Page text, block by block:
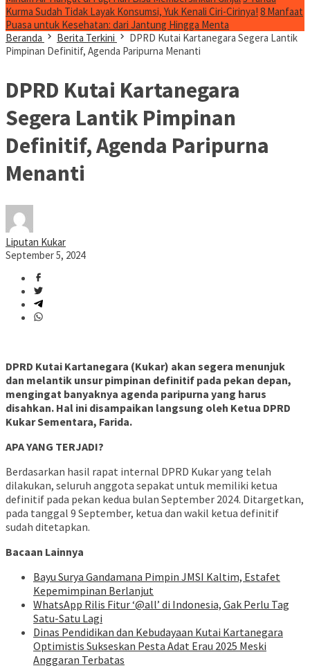
Kurma Sudah Tidak Layak Konsumsi, Yuk Kenali Ciri-Cirinya! 8 Manfaat
Puasa untuk Kesehatan: dari Jantung Hingga Menta
Beranda
Berita Terkini
DPRD Kutai Kartanegara Segera Lantik
Pimpinan Definitif, Agenda Paripurna Menanti
DPRD Kutai Kartanegara
Segera Lantik Pimpinan
Definitif, Agenda Paripurna
Menanti
Liputan Kukar
September 5, 2024
DPRD Kutai Kartanegara (Kukar) akan segera menunjuk
dan melantik unsur pimpinan definitif pada pekan depan,
mengingat banyaknya agenda paripurna yang harus
disahkan. Hal ini disampaikan langsung oleh Ketua DPRD
Kukar Sementara, Farida.
APA YANG TERJADI?
Berdasarkan hasil rapat internal DPRD Kukar yang telah
dilakukan, seluruh anggota sepakat untuk memiliki ketua
definitif pada pekan kedua bulan September 2024. Ditargetkan,
pada tanggal 9 September, ketua dan wakil ketua definitif
sudah ditetapkan.
Bacaan Lainnya
Bayu Surya Gandamana Pimpin JMSI Kaltim, Estafet
Kepemimpinan Berlanjut
WhatsApp Rilis Fitur ‘@all’ di Indonesia, Gak Perlu Tag
Satu-Satu Lagi
Dinas Pendidikan dan Kebudayaan Kutai Kartanegara
Optimistis Sukseskan Pesta Adat Erau 2025 Meski
Anggaran Terbatas